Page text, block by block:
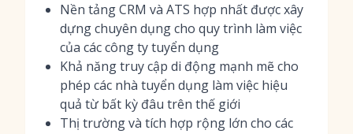
Nền tảng CRM và ATS hợp nhất được xây
dựng chuyên dụng cho quy trình làm việc
của các công ty tuyển dụng
Khả năng truy cập di động mạnh mẽ cho
phép các nhà tuyển dụng làm việc hiệu
quả từ bất kỳ đâu trên thế giới
Thị trường và tích hợp rộng lớn cho các